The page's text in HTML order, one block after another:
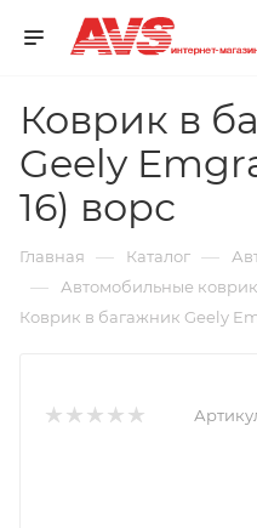
Коврик в
Geely
16) ворс
Главная — Каталог —
— Автомобильные
Коврик в багажник Geely